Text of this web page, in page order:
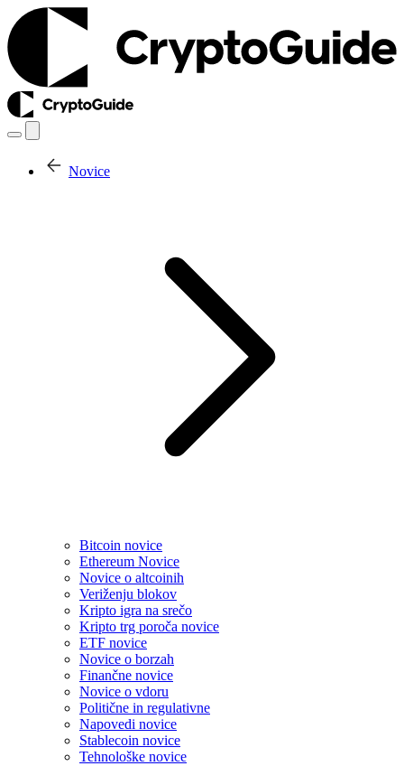
Novice
Bitcoin novice
Ethereum Novice
Novice o altcoinih
Veriženju blokov
Kripto igra na srečo
Kripto trg poroča novice
ETF novice
Novice o borzah
Finančne novice
Novice o vdoru
Politične in regulativne
Napovedi novice
Stablecoin novice
Tehnološke novice